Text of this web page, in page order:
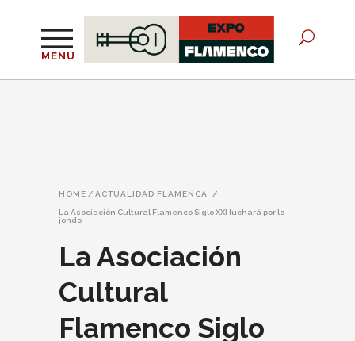
MENU
HOME / ACTUALIDAD FLAMENCA /
La Asociación Cultural Flamenco Siglo XXI luchará por lo
jondo
La Asociación
Cultural
Flamenco Siglo